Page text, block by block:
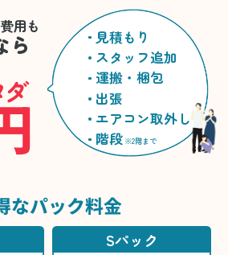
用も
ら
見積もり
スタッフ追加
運搬・梱包
出張
エアコン取外し
階段 ※2階まで
なパック料金
Sパック